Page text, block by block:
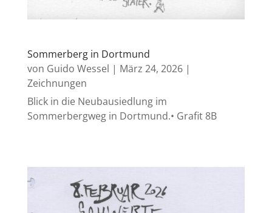
Sommerberg in Dortmund
von Guido Wessel | März 24, 2026|
Zeichnungen
Blick in die Neubausiedlung im
Sommerbergweg in Dortmund.• Grafit 8B